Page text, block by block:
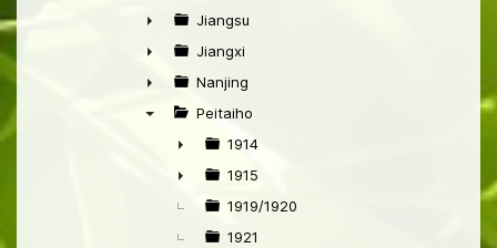
►
►
Jiangsu
►
Jiangxi
►
Nanjing
Peitaiho
►
1914
►
1915
1919/1920
1921